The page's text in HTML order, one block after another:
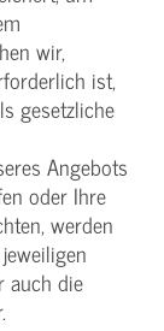
wir,
ist,
gesetzliche
Angebots
oder Ihre
werden
auch die